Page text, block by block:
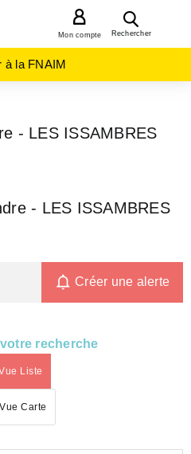
Rechercher
Mon compte
à la FNAIM
- LES ISSAMBRES
- LES ISSAMBRES
Créer une alerte
recherche
Liste
Vue Carte